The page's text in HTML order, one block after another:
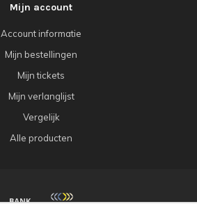
Mijn account
Account informatie
Mijn bestellingen
Mijn tickets
Mijn verlanglijst
Vergelijk
Alle producten